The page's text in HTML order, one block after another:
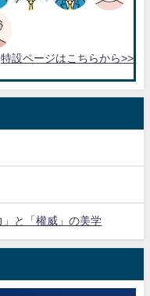
特設ページはこちらから>>
と「權威」の美学